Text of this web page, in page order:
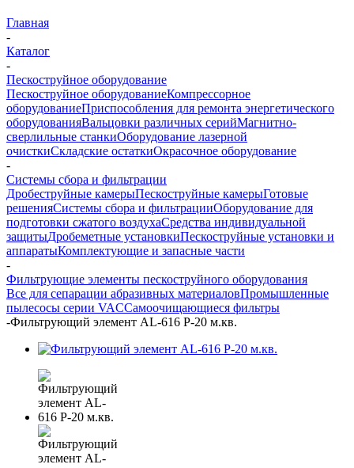
Главная
-
Каталог
-
Пескоструйное оборудование
Пескоструйное оборудованиеКомпрессорное
оборудованиеПриспособления для ремонта энергетического
оборудованияВальцовки различных серийМагнитно-
сверлильные станкиОборудование лазерной
очисткиСкладские остаткиОкрасочное оборудование
-
Системы сбора и фильтрации
Дробеструйные камерыПескоструйные камерыГотовые
решенияСистемы сбора и фильтрацииОборудование для
подготовки сжатого воздухаСредства индивидуальной
защитыДробеметные установкиПескоструйные установки и
аппаратыКомплектующие и запасные части
-
Фильтрующие элементы пескоструйного оборудования
Все для сепарации абразивных материаловПромышленные
пылесосы серии VACСамоочищающиеся фильтры
-Фильтрующий элемент AL-616 P-20 м.кв.